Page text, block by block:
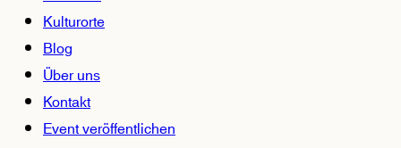
Kulturorte
Blog
Über uns
Kontakt
Event veröffentlichen